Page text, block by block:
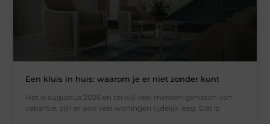
Een kluis in huis: waarom je er niet zonder kunt
Het is augustus 2026 en terwijl veel mensen genieten van
vakantie, zijn er ook veel woningen tijdelijk leeg. Dat is